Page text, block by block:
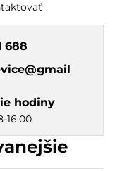
688
hodiny
16:00